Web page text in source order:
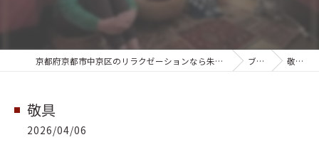
京都府京都市中京区のリラクゼーションなら朱雀ボディーサロンKIRARA ブログ 敬具
敬具
2026/04/06